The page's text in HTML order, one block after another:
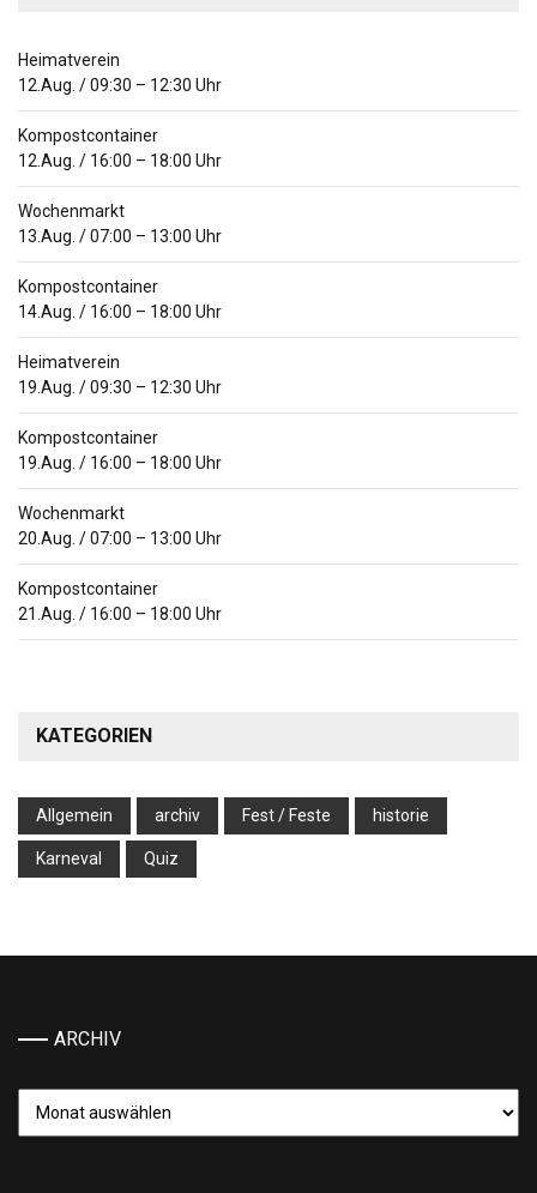
Heimatverein
12.Aug. /09:30 – 12:30 Uhr
Kompostcontainer
12.Aug. / 16:00 – 18:00 Uhr
Wochenmarkt
13.Aug. /07:00 – 13:00 Uhr
Kompostcontainer
14.Aug. / 16:00 – 18:00 Uhr
Heimatverein
19.Aug. /09:30 – 12:30 Uhr
Kompostcontainer
19.Aug. / 16:00 – 18:00 Uhr
Wochenmarkt
20.Aug. /07:00 – 13:00 Uhr
Kompostcontainer
21.Aug. / 16:00 – 18:00 Uhr
KATEGORIEN
Allgemein archiv Fest / Feste historie
Karneval Quiz
ARCHIV